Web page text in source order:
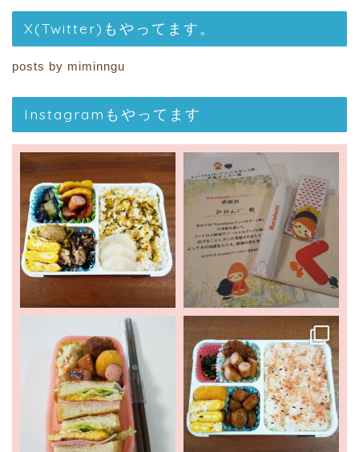
X(Twitter)もやってます。
posts by miminngu
Instagramもやってます